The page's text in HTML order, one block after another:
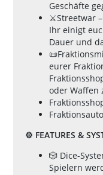
Geschäfte
⚔️Streetwar
Ihr einigt
Dauer und
eurer
oder Waffen
⚙️ FEATURES &
🎲 Dice-
Spielern